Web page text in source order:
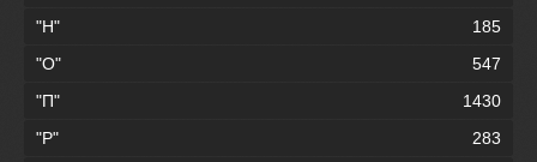
"Н"
185
"О"
547
"П"
1430
"Р"
283